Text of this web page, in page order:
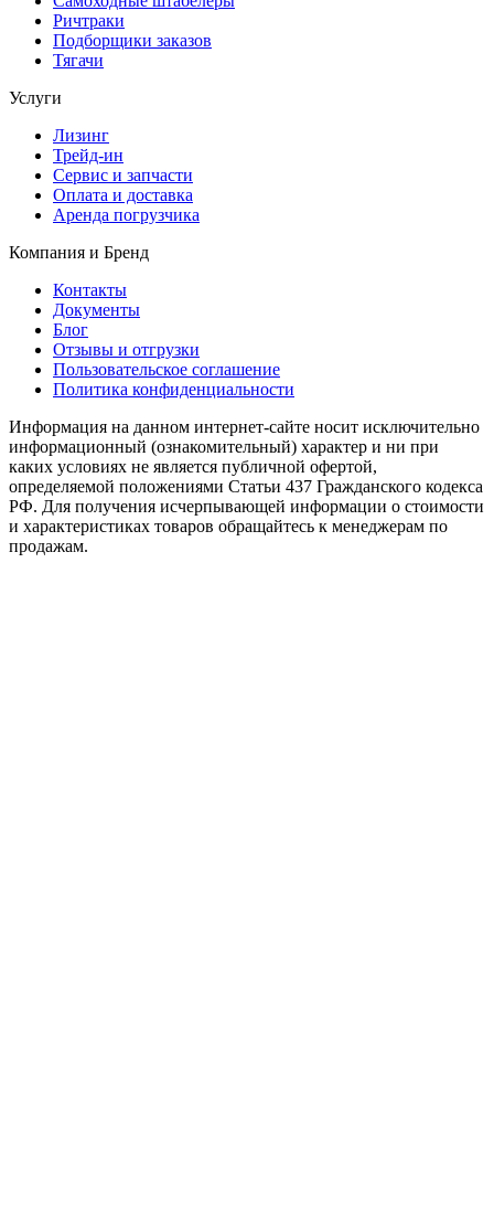
Ричтраки
Подборщики заказов
Тягачи
Услуги
Лизинг
Трейд-ин
Сервис и запчасти
Оплата и доставка
Аренда погрузчика
Компания и Бренд
Контакты
Документы
Блог
Отзывы и отгрузки
Пользовательское соглашение
Политика конфиденциальности
Информация на данном интернет-сайте носит исключительно
информационный (ознакомительный) характер и ни при
каких условиях не является публичной офертой,
определяемой положениями Статьи 437 Гражданского кодекса
РФ. Для получения исчерпывающей информации о стоимости
и характеристиках товаров обращайтесь к менеджерам по
продажам.